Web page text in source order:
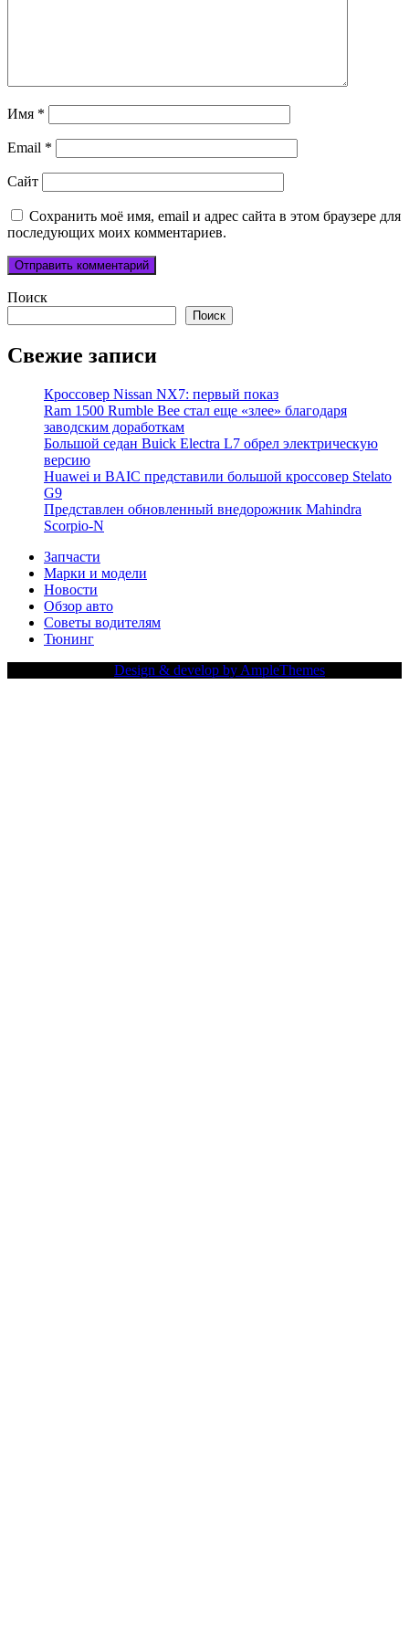
Имя *
Email *
Сайт
Сохранить моё имя, email и адрес сайта в этом браузере для
последующих моих комментариев.
Поиск
Поиск
Свежие записи
Кроссовер Nissan NX7: первый показ
Ram 1500 Rumble Bee стал еще «злее» благодаря
заводским доработкам
Большой седан Buick Electra L7 обрел электрическую
версию
Huawei и BAIC представили большой кроссовер Stelato
G9
Представлен обновленный внедорожник Mahindra
Scorpio-N
Запчасти
Марки и модели
Новости
Обзор авто
Советы водителям
Тюнинг
Design & develop by AmpleThemes